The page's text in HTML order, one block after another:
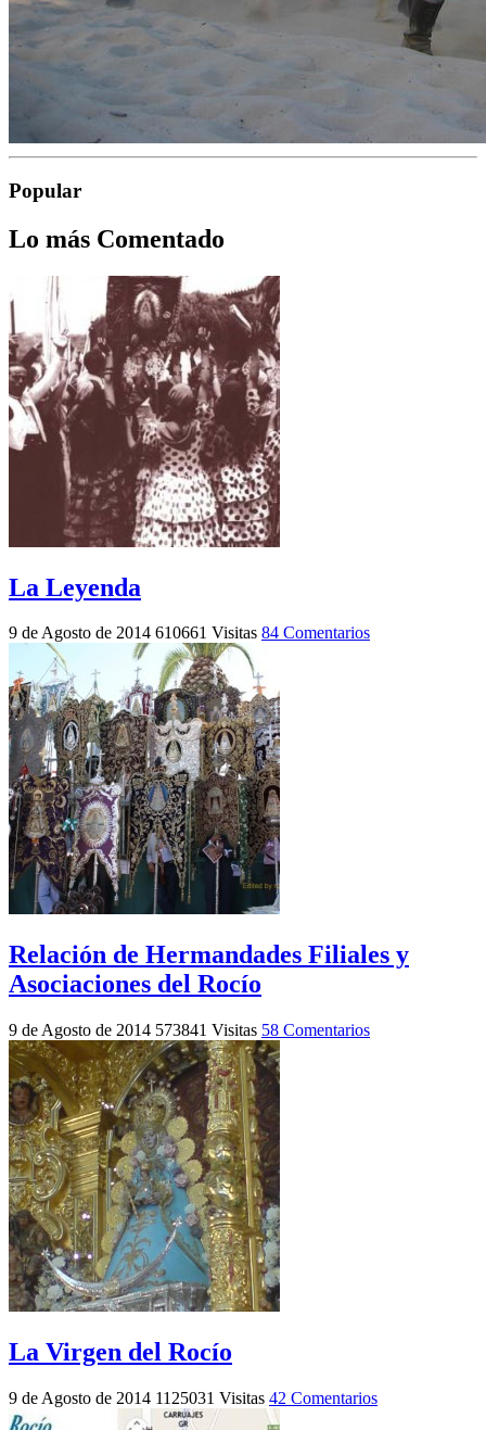
Popular
Lo más Comentado
La Leyenda
9 de Agosto de 2014 610661 Visitas 84 Comentarios
Relación de Hermandades Filiales y
Asociaciones del Rocío
9 de Agosto de 2014 573841 Visitas 58 Comentarios
La Virgen del Rocío
9 de Agosto de 2014 1125031 Visitas 42 Comentarios